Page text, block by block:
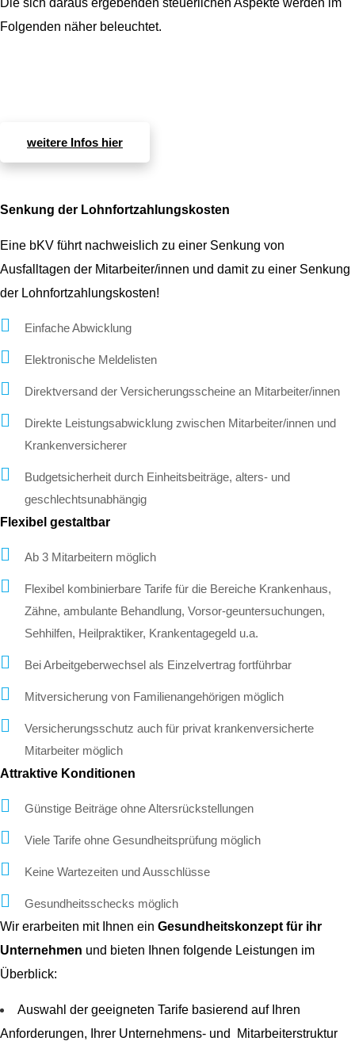
Folgenden näher beleuchtet.
weitere Infos hier
Senkung der Lohnfortzahlungskosten
Eine bKV führt nachweislich zu einer Senkung von
Ausfalltagen der Mitarbeiter/innen und damit zu einer Senkung
der Lohnfortzahlungskosten!
Einfache Abwicklung
Elektronische Meldelisten
Direktversand der Versicherungsscheine an Mitarbeiter/innen
Direkte Leistungsabwicklung zwischen Mitarbeiter/innen und
Krankenversicherer
Budgetsicherheit durch Einheitsbeiträge, alters- und
geschlechtsunabhängig
Flexibel gestaltbar
Ab 3 Mitarbeitern möglich
Flexibel kombinierbare Tarife für die Bereiche Krankenhaus,
Zähne, ambulante Behandlung, Vorsor-geuntersuchungen,
Sehhilfen, Heilpraktiker, Krankentagegeld u.a.
Bei Arbeitgeberwechsel als Einzelvertrag fortführbar
Mitversicherung von Familienangehörigen möglich
Versicherungsschutz auch für privat krankenversicherte
Mitarbeiter möglich
Attraktive Konditionen
Günstige Beiträge ohne Altersrückstellungen
Viele Tarife ohne Gesundheitsprüfung möglich
Keine Wartezeiten und Ausschlüsse
Gesundheitsschecks möglich
Wir erarbeiten mit Ihnen ein Gesundheitskonzept für ihr
Unternehmen und bieten Ihnen folgende Leistungen im
Überblick:
Auswahl der geeigneten Tarife basierend auf Ihren
Anforderungen, Ihrer Unternehmens- und Mitarbeiterstruktur